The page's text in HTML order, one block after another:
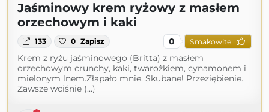
Jaśminowy krem ryżowy z masłem
orzechowym i kaki
133 0 Zapisz 0 Smakowite
Krem z ryżu jaśminowego (Britta) z masłem
orzechowym crunchy, kaki, twarożkiem, cynamonem i
mielonym lnem.Złapało mnie. Skubane! Przeziębienie.
Zawsze wciśnie (...)